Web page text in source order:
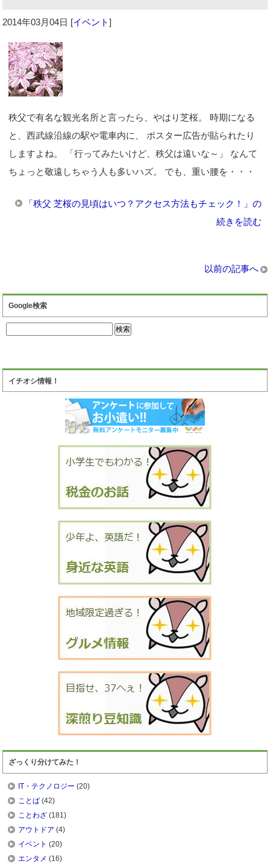
2014年03月04日 [イベント]
秩父で有名な観光名所と言ったら、やはり芝桜。 時期になる
と、西武線沿線の駅や電車内に、 ポスター広告が貼られたり
しますよね。 「行ってみたいけど、秩父は遠いな～」 なんて
ちょっと敬遠しちゃう人も多いハズ。 でも、重い腰を・・・
「秩父 芝桜の見頃はいつ？アクセス方法もチェック！」の
続きを読む
以前の記事へ
Google検索
イチオシ情報！
ざっくり分けてみた！
IT・テクノロジー (20)
ことば (42)
ことわざ (181)
アウトドア (4)
イベント (20)
エンタメ (16)